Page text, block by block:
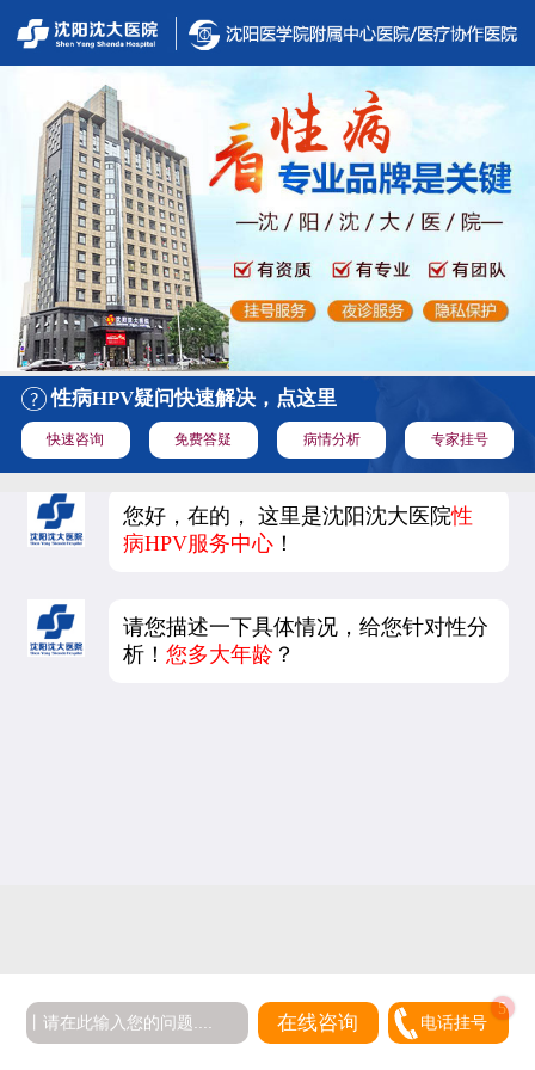
性病HPV疑问快速解决，点这里
快速咨询 免费答疑 病情分析 专家挂号
您好，在的， 这里是沈阳沈大医院性
病HPV服务中心！
请您描述一下具体情况，给您针对性分
析！ 您多大年龄 ？
在线咨询 电话挂号
5